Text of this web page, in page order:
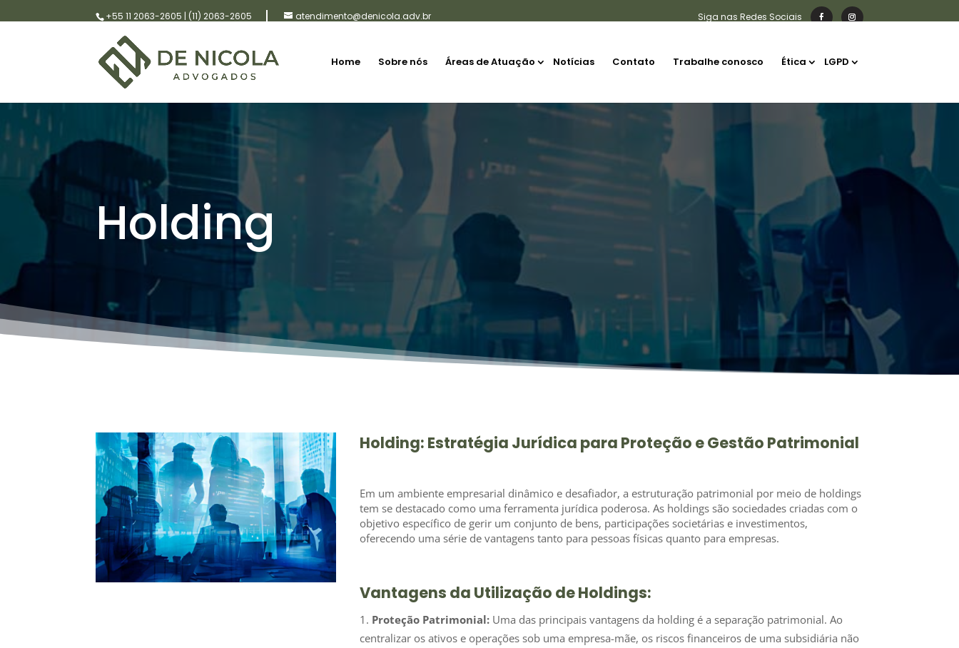
+55 11 2063-2605 | (11) 2063-2605 atendimento@denicola.adv.br
Home Sobre nós Áreas de Atuação Notícias Contato Trabalhe conosco Ética LGPD
Holding
Holding: Estratégia Jurídica para Proteção e Gestão Patrimonial
Em um ambiente empresarial dinâmico e desafiador, a estruturação patrimonial por meio de holdings
tem se destacado como uma ferramenta jurídica poderosa. As holdings são sociedades criadas com o
objetivo específico de gerir um conjunto de bens, participações societárias e investimentos,
oferecendo uma série de vantagens tanto para pessoas físicas quanto para empresas.
Vantagens da Utilização de Holdings:
Proteção Patrimonial:Uma das principais vantagens da holding é a separação patrimonial. Ao
centralizar os ativos e operações sob uma empresa-mãe, os riscos financeiros de uma subsidiária não